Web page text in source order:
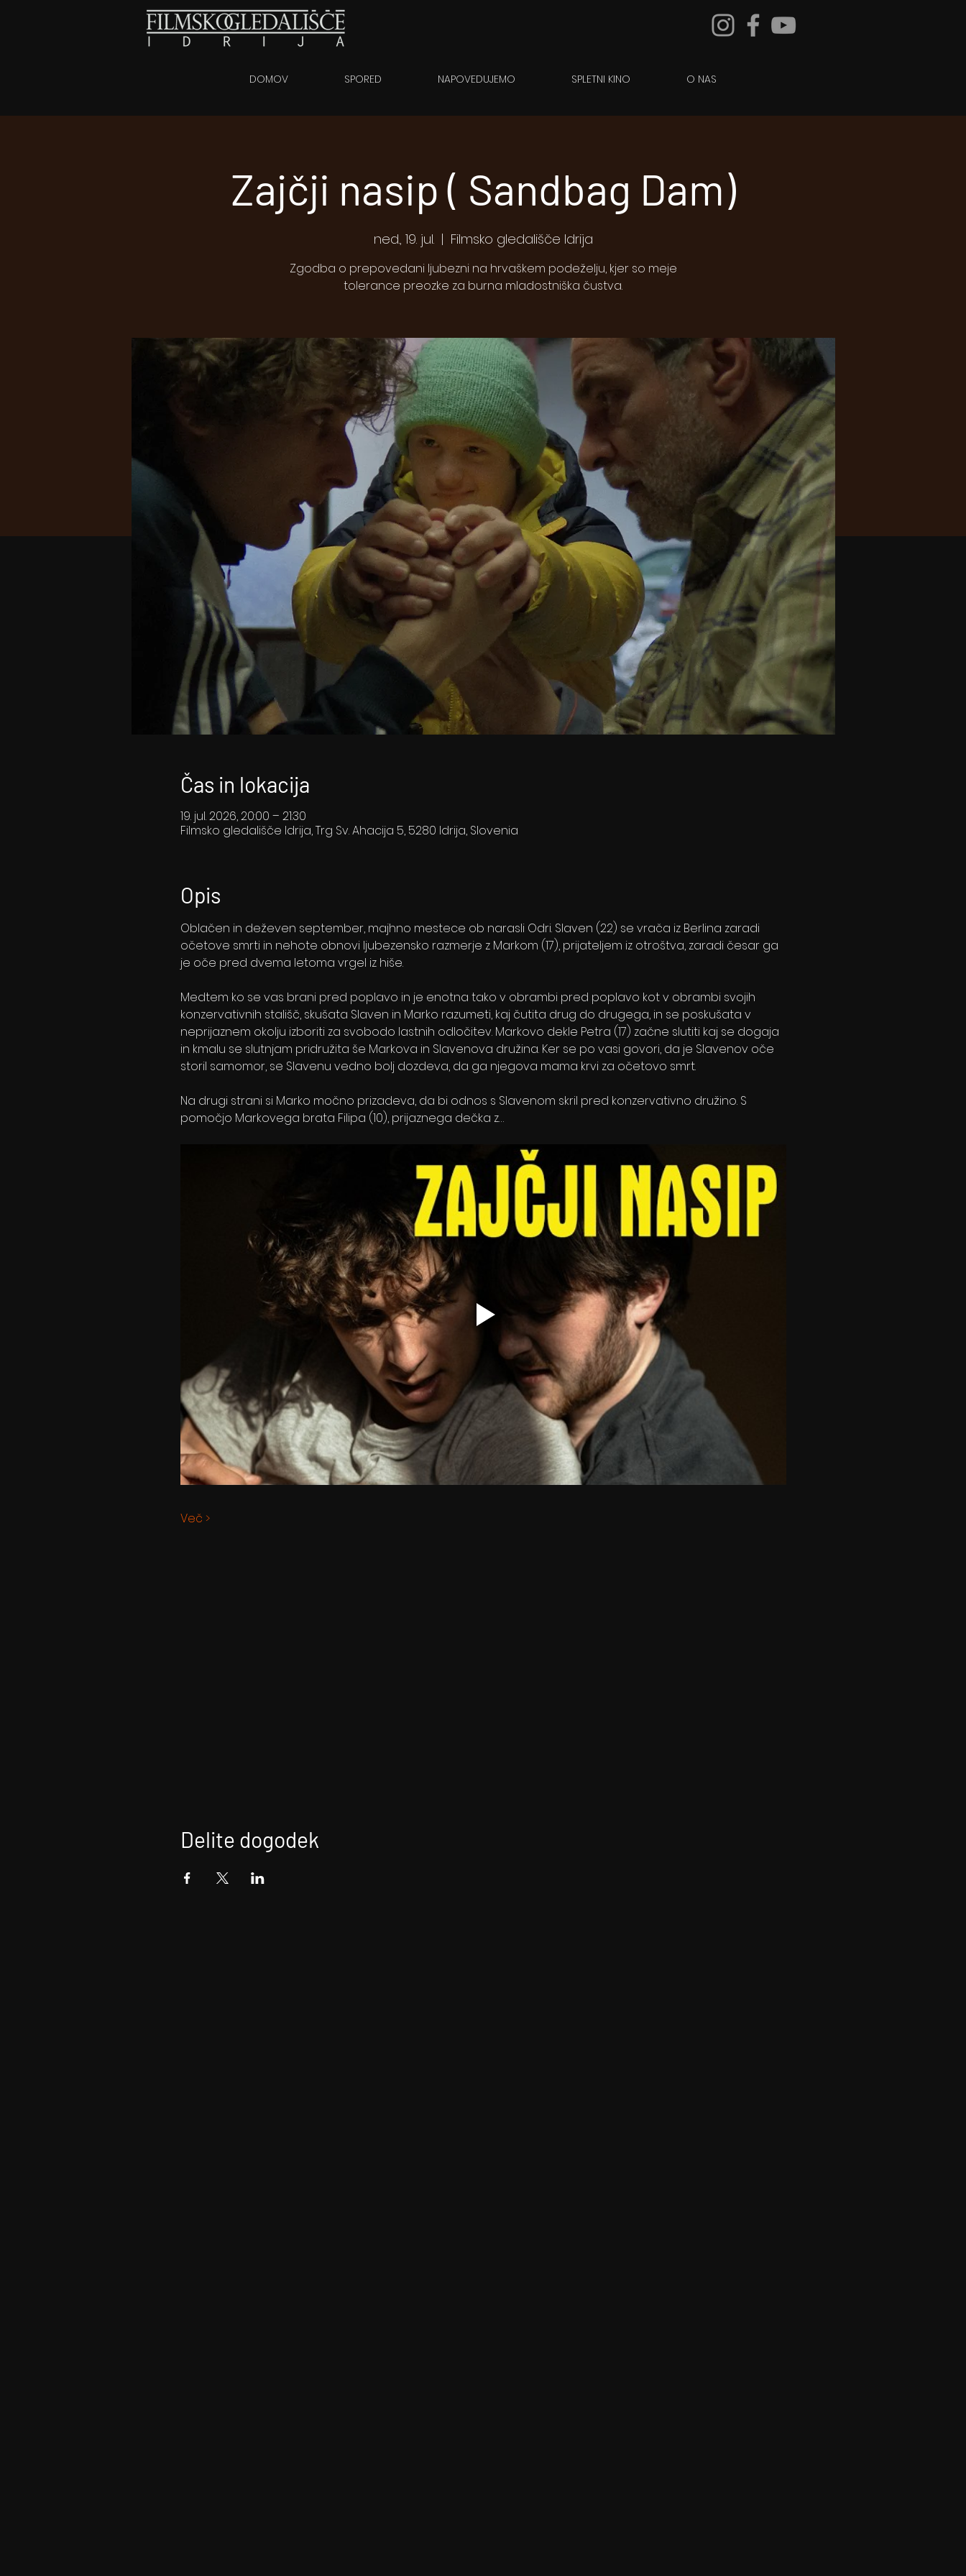
DOMOV SPORED NAPOVEDUJEMO SPLETNI KINO O NAS
Zajčji nasip ( Sandbag Dam)
ned., 19. jul.
  |
Filmsko gledališče Idrija
Zgodba o prepovedani ljubezni na hrvaškem podeželju, kjer so meje
tolerance preozke za burna mladostniška čustva.
Čas in lokacija
19. jul. 2026, 20:00 – 21:30
Filmsko gledališče Idrija, Trg Sv. Ahacija 5, 5280 Idrija, Slovenia
Opis
Oblačen in deževen september, majhno mestece ob narasli Odri. Slaven (22) se vrača iz Berlina zaradi
očetove smrti in nehote obnovi ljubezensko razmerje z Markom (17), prijateljem iz otroštva, zaradi česar ga
je oče pred dvema letoma vrgel iz hiše.
Medtem ko se vas brani pred poplavo in je enotna tako v obrambi pred poplavo kot v obrambi svojih
konzervativnih stališč, skušata Slaven in Marko razumeti, kaj čutita drug do drugega, in se poskušata v
neprijaznem okolju izboriti za svobodo lastnih odločitev. Markovo dekle Petra (17) začne slutiti kaj se dogaja
in kmalu se slutnjam pridružita še Markova in Slavenova družina. Ker se po vasi govori, da je Slavenov oče
storil samomor, se Slavenu vedno bolj dozdeva, da ga njegova mama krvi za očetovo smrt.
Na drugi strani si Marko močno prizadeva, da bi odnos s Slavenom skril pred konzervativno družino. S
pomočjo Markovega brata Filipa (10), prijaznega dečka z…
Več >
Delite dogodek